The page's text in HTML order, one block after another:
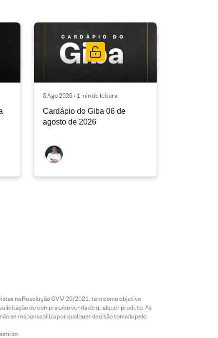
5 Ago 2026 • 1 min de leitura
Cardápio do Giba 06 de
agosto de 2026
na Resolução CVM 20/2021, tem como objetivo
de compra e/ou venda de qualquer produto. As
se responsabiliza por qualquer decisão tomada pelo